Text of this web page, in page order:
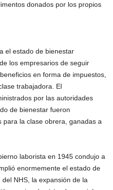
donados por los propios
el estado de bienestar
los empresarios de seguir
en forma de impuestos,
trabajadora. El
por las autoridades
de bienestar fueron
para la clase obrera, ganadas a
laborista en 1945 condujo a
enormemente el estado de
NHS, la expansión de la